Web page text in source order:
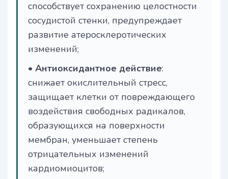
способствует сохранению целостности
сосудистой стенки, предупреждает
развитие атеросклеротических
изменений;
• Антиоксидантное действие:
снижает окислительный стресс,
защищает клетки от повреждающего
воздействия свободных радикалов,
образующихся на поверхности
мембран, уменьшает степень
отрицательных изменений
кардиомиоцитов;